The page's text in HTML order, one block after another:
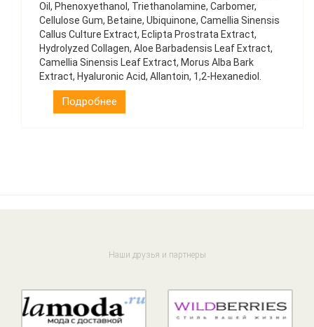
Oil, Phenoxyethanol, Triethanolamine, Carbomer,
Cellulose Gum, Betaine, Ubiquinone, Camellia Sinensis
Callus Culture Extract, Eclipta Prostrata Extract,
Hydrolyzed Collagen, Aloe Barbadensis Leaf Extract,
Camellia Sinensis Leaf Extract, Morus Alba Bark
Extract, Hyaluronic Acid, Allantoin, 1,2-Hexanediol.
Подробнее
Наши друзья и партнеры